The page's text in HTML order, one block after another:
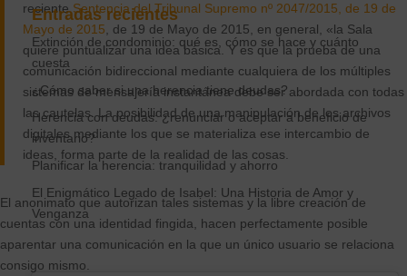
recienteSentencia del Tribunal Supremo nº 2047/2015, de 19 de
Mayo de 2015 , de 19 de Mayo de 2015, en general, «la Sala
quiere puntualizar una idea básica. Y es que la prueba de una
comunicación bidireccional mediante cualquiera de los múltiples
sistemas de mensajería instantánea debe ser abordada con todas
las cautelas. La posibilidad de una manipulación de los archivos
digitales mediante los que se materializa ese intercambio de
ideas, forma parte de la realidad de las cosas.
El anonimato que autorizan tales sistemas y la libre creación de
cuentas con una identidad fingida, hacen perfectamente posible
aparentar una comunicación en la que un único usuario se relaciona
consigo mismo.
Entradas recientes
Extinción de condominio: qué es, cómo se hace y cuánto
cuesta
¿Cómo saber si una herencia tiene deudas?
Herencia con deudas: ¿renunciar o aceptar a beneficio de
inventario?
Planificar la herencia: tranquilidad y ahorro
El Enigmático Legado de Isabel: Una Historia de Amor y
Venganza